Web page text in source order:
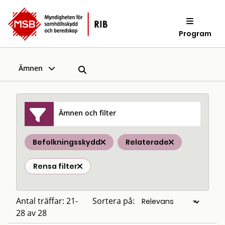
Program
Ämnen
Ämnen och filter
Befolkningsskydd Relaterade
Rensa filter
Antal träffar: 21-
28 av 28
Sortera på: